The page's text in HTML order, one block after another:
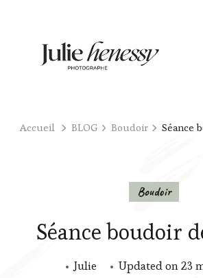
Accueil BLOG Boudoir Séance
Boudoir
Séance boudoir
Julie Updated on23